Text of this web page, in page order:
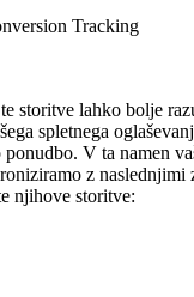
Tracking
storitve lahko bolje
spletnega
ponudbo. V ta namen
z
njihove storitve: